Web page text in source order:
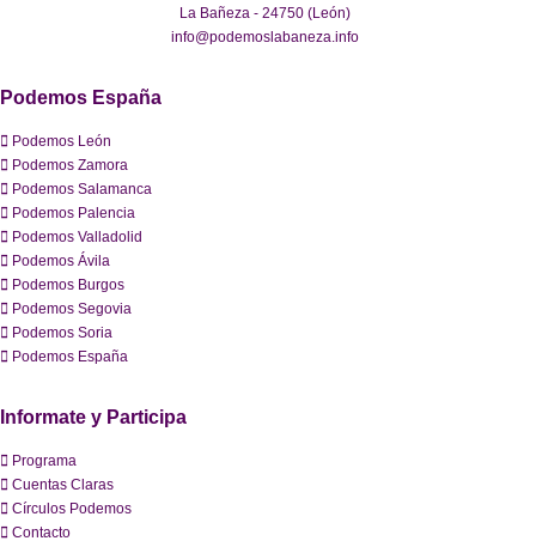
La Bañeza - 24750 (León)
info@podemoslabaneza.info
Podemos España
Podemos León
Podemos Zamora
Podemos Salamanca
Podemos Palencia
Podemos Valladolid
Podemos Ávila
Podemos Burgos
Podemos Segovia
Podemos Soria
Podemos España
Informate y Participa
Programa
Cuentas Claras
Círculos Podemos
Contacto